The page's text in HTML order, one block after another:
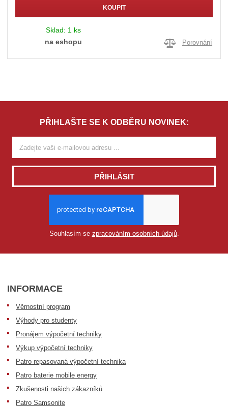
KOUPIT
Sklad: 1 ks
na eshopu
Porovnání
PŘIHLAŠTE SE K ODBĚRU NOVINEK:
PŘIHLÁSIT
Souhlasím se zpracováním osobních údajů.
INFORMACE
Věrnostní program
Výhody pro studenty
Pronájem výpočetní techniky
Výkup výpočetní techniky
Patro repasovaná výpočetní technika
Patro baterie mobile energy
Zkušenosti našich zákazníků
Patro Samsonite